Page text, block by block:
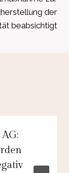
der
beabsichtigt